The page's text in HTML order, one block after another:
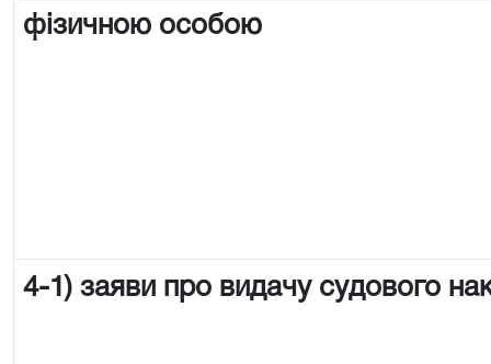
фізичною особою
4-1) заяви про видачу судового